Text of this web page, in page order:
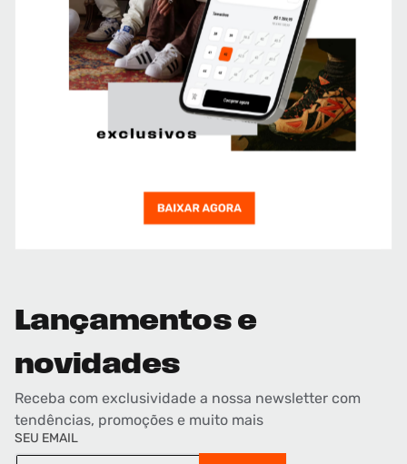
Lançamentos e
novidades
Receba com exclusividade a nossa newsletter com
tendências, promoções e muito mais
SEU EMAIL